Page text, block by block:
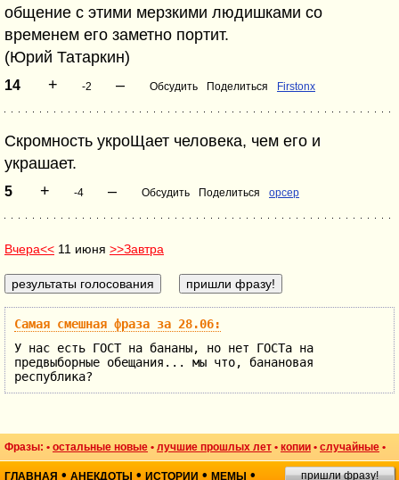
общение с этими мерзкими людишками со
временем его заметно портит.
(Юрий Татаркин)
14 + -2 – Обсудить Поделиться Firstonx
Скромность укроЩает человека, чем его и
украшает.
5 + -4 – Обсудить Поделиться opcep
Вчера<< 11 июня >>Завтра
Самая смешная фраза за 28.06:
У нас есть ГОСТ на бананы, но нет ГОСТа на
предвыборные обещания... мы что, банановая
республика?
Фразы: • остальные новые • лучшие прошлых лет • копии • случайные •
ГЛАВНАЯ • АНЕКДОТЫ • ИСТОРИИ • МЕМЫ • пришли фразу!